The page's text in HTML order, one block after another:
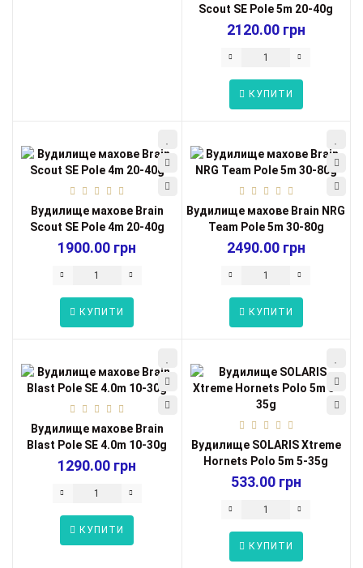
Scout SE Pole 5m 20-40g
2120.00 грн
КУПИТИ
Вудилище махове Brain
Scout SE Pole 4m 20-40g
1900.00 грн
КУПИТИ
Вудилище махове Brain NRG
Team Pole 5m 30-80g
2490.00 грн
КУПИТИ
Вудилище махове Brain
Blast Pole SE 4.0m 10-30g
1290.00 грн
КУПИТИ
Вудилище SOLARIS Xtreme
Hornets Polo 5m 5-35g
533.00 грн
КУПИТИ